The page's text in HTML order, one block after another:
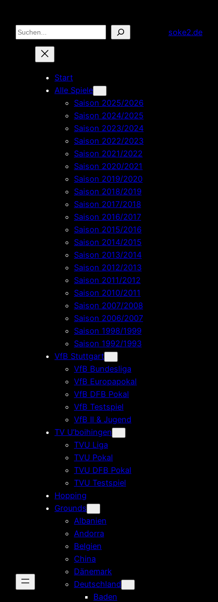
Inhalt
springen
Suchen soke2.de
Start
Alle Spiele
Saison 2025/2026
Saison 2024/2025
Saison 2023/2024
Saison 2022/2023
Saison 2021/2022
Saison 2020/2021
Saison 2019/2020
Saison 2018/2019
Saison 2017/2018
Saison 2016/2017
Saison 2015/2016
Saison 2014/2015
Saison 2013/2014
Saison 2012/2013
Saison 2011/2012
Saison 2010/2011
Saison 2007/2008
Saison 2006/2007
Saison 1998/1999
Saison 1992/1993
VfB Stuttgart
VfB Bundesliga
VfB Europapokal
VfB DFB Pokal
VfB Testspiel
VfB II & Jugend
TV U’boihingen
TVU Liga
TVU Pokal
TVU DFB Pokal
TVU Testspiel
Hopping
Grounds
Albanien
Andorra
Belgien
China
Dänemark
Deutschland
Baden